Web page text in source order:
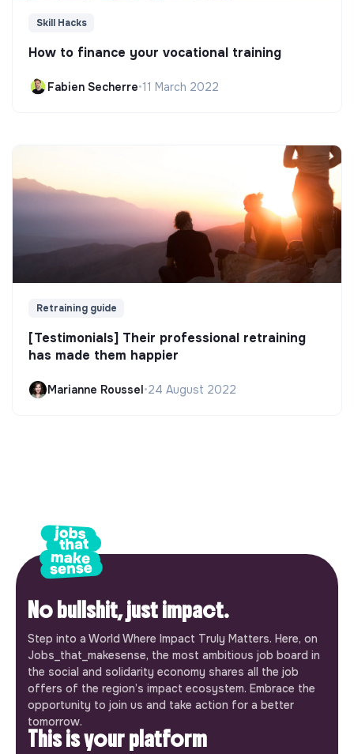
Skill Hacks
How to finance your vocational training
Fabien Secherre•11 March 2022
Retraining guide
[Testimonials] Their professional retraining
has made them happier
Marianne Roussel•24 August 2022
No bullshit, just impact.
Step into a World Where Impact Truly Matters. Here, on
Jobs_that_makesense, the most ambitious job board in
the social and solidarity economy shares all the job
offers of the region’s impact ecosystem. Embrace the
opportunity to join us and take action for a better
tomorrow.
This is your platform